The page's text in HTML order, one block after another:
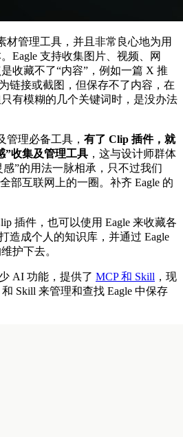
材管理工具，并且非常良心地为用
Eagle 支持收集图片、视频、网
收藏不了“内容”，例如一篇 X 推
链接或截图，但保存不了内容，在
有模糊的几个关键词时，是没办法
管理必备工具， 有了 Clip 插件，就
”收集及管理工具 ，这与设计师群体
感”的用法一脉相承，只不过我们
部互联网上的一圈。补齐 Eagle 的
插件，也可以使用 Eagle 来收藏各
造成个人的知识库，并通过 Eagle
护下去。
AI 功能，提供了 MCP 和 Skill ，现
Skill 来管理和查找 Eagle 中保存